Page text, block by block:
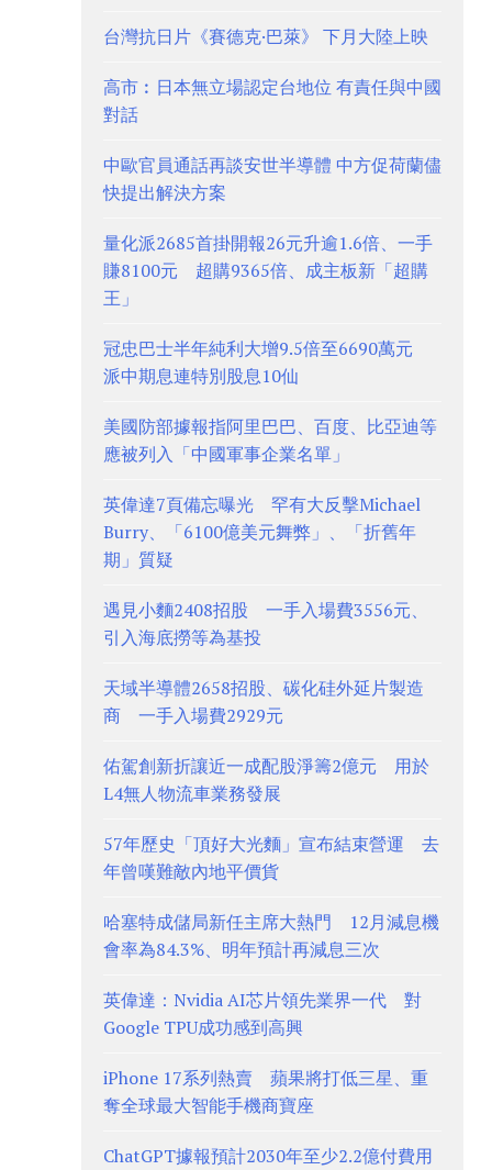
台灣抗日片《賽德克·巴萊》 下月大陸上映
高市︰日本無立場認定台地位 有責任與中國
對話
中歐官員通話再談安世半導體 中方促荷蘭儘
快提出解決方案
量化派2685首掛開報26元升逾1.6倍、一手
賺8100元 超購9365倍、成主板新「超購
王」
冠忠巴士半年純利大增9.5倍至6690萬元
派中期息連特別股息10仙
美國防部據報指阿里巴巴、百度、比亞迪等
應被列入「中國軍事企業名單」
英偉達7頁備忘曝光 罕有大反擊Michael
Burry、「6100億美元舞弊」、「折舊年
期」質疑
遇見小麵2408招股 一手入場費3556元、
引入海底撈等為基投
天域半導體2658招股、碳化硅外延片製造
商 一手入場費2929元
佑駕創新折讓近一成配股淨籌2億元 用於
L4無人物流車業務發展
57年歷史「頂好大光麵」宣布結束營運 去
年曾嘆難敵內地平價貨
哈塞特成儲局新任主席大熱門 12月減息機
會率為84.3%、明年預計再減息三次
英偉達：Nvidia AI芯片領先業界一代 對
Google TPU成功感到高興
iPhone 17系列熱賣 蘋果將打低三星、重
奪全球最大智能手機商寶座
ChatGPT據報預計2030年至少2.2億付費用